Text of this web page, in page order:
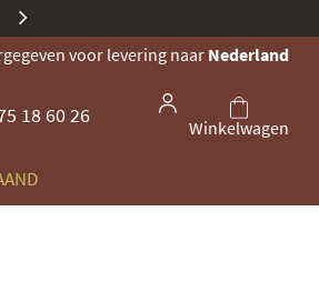
voor levering naar Nederland
18 60 26
Winkelwagen